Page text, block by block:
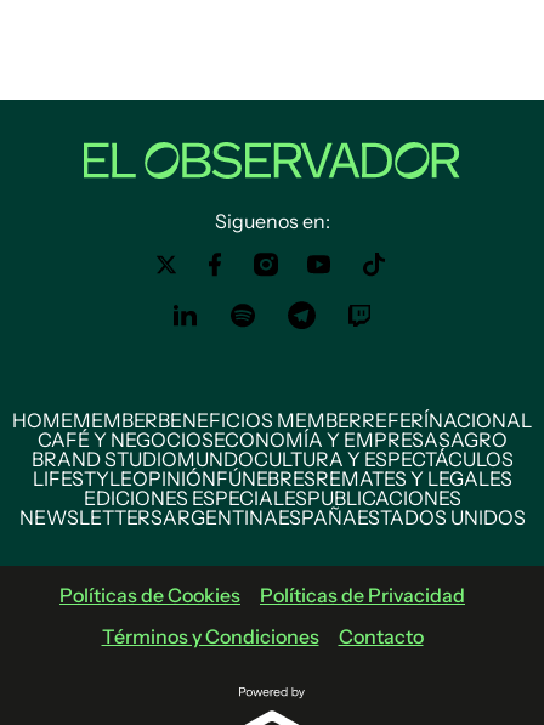
Siguenos en:
HOMEMEMBERBENEFICIOS MEMBERREFERÍNACIONAL
CAFÉ Y NEGOCIOSECONOMÍA Y EMPRESASAGRO
BRAND STUDIOMUNDOCULTURA Y ESPECTÁCULOS
LIFESTYLEOPINIÓNFÚNEBRESREMATES Y LEGALES
EDICIONES ESPECIALESPUBLICACIONES
NEWSLETTERSARGENTINAESPAÑAESTADOS UNIDOS
Políticas de Cookies
Políticas de Privacidad
Términos y Condiciones
Contacto